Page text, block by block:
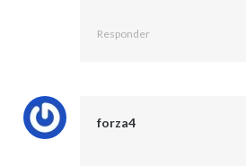
Responder
forza4